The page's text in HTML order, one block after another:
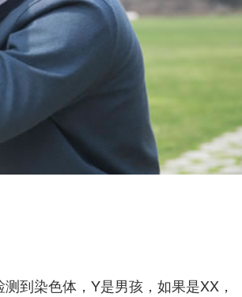
到染色体，Y是男孩，如果是XX，